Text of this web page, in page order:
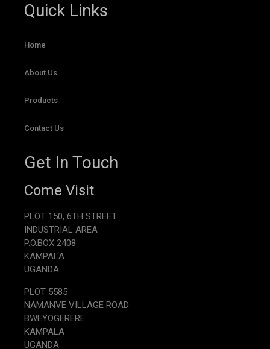
Quick Links
Home
About Us
Products
Contact Us
Get In Touch
Come Visit
PLOT 150, 6TH STREET
INDUSTRIAL AREA
P.O.BOX 2408
KAMPALA
UGANDA
PLOT 5585
NAMANVE VILLAGE ROAD
BWEYOGERERE
KAMPALA
UGANDA